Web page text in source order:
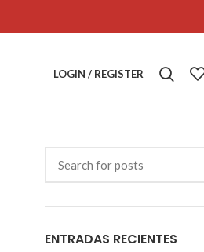
LOGIN / REGISTER
ENTRADAS RECIENTES